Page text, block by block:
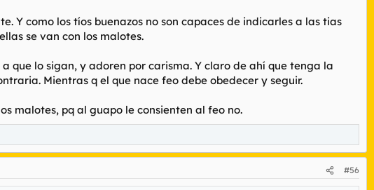
Y como los tíos buenazos no son capaces de indicarles a las tias
se van con los malotes.
que lo sigan, y adoren por carisma. Y claro de ahí que tenga la
Mientras q el que nace feo debe obedecer y seguir.
malotes, pq al guapo le consienten al feo no.
#56